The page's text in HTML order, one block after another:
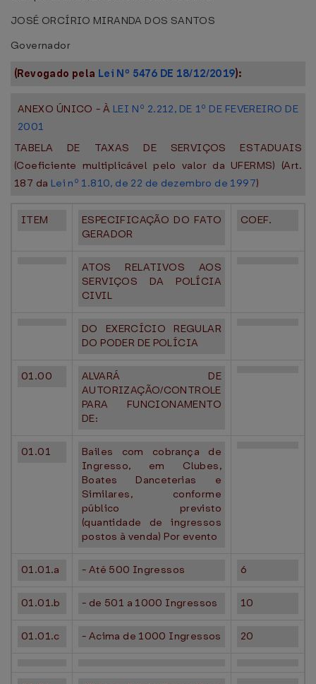
JOSÉ ORCÍRIO MIRANDA DOS SANTOS
Governador
(Revogado pela Lei Nº 5476 DE 18/12/2019):
ANEXO ÚNICO - À LEI Nº 2.212, DE 1º DE FEVEREIRO DE
2001
TABELA DE TAXAS DE SERVIÇOS ESTADUAIS
(Coeficiente multiplicável pelo valor da UFERMS) (Art.
187 da Lei nº 1.810, de 22 de dezembro de 1997)
ITEM
ESPECIFICAÇÃO DO FATO
GERADOR
COEF.
ATOS RELATIVOS AOS
SERVIÇOS DA POLÍCIA
CIVIL
DO EXERCÍCIO REGULAR
DO PODER DE POLÍCIA
01.00
ALVARÁ DE
AUTORIZAÇÃO/CONTROLE
PARA FUNCIONAMENTO
DE:
01.01
Bailes com cobrança de
Ingresso, em Clubes,
Boates Danceterias e
Similares, conforme
público previsto
(quantidade de ingressos
postos à venda) Por evento
01.01.a - Até 500 Ingressos 6
01.01.b - de 501 a 1000 Ingressos 10
01.01.c - Acima de 1000 Ingressos 20